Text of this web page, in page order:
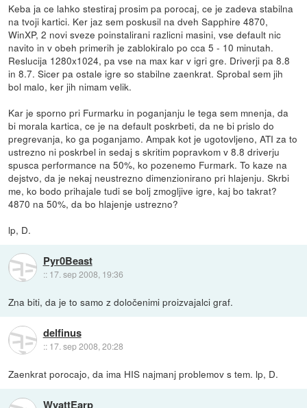
Keba ja ce lahko stestiraj prosim pa porocaj, ce je zadeva stabilna
na tvoji kartici. Ker jaz sem poskusil na dveh Sapphire 4870,
WinXP, 2 novi sveze poinstalirani razlicni masini, vse default nic
navito in v obeh primerih je zablokiralo po cca 5 - 10 minutah.
Reslucija 1280x1024, pa vse na max kar v igri gre. Driverji pa 8.8
in 8.7. Sicer pa ostale igre so stabilne zaenkrat. Sprobal sem jih
bol malo, ker jih nimam velik.
Kar je sporno pri Furmarku in poganjanju le tega sem mnenja, da
bi morala kartica, ce je na default poskrbeti, da ne bi prislo do
pregrevanja, ko ga poganjamo. Ampak kot je ugotovljeno, ATI za to
ustrezno ni poskrbel in sedaj s skritim popravkom v 8.8 driverju
spusca performance na 50%, ko pozenemo Furmark. To kaze na
dejstvo, da je nekaj neustrezno dimenzionirano pri hlajenju. Skrbi
me, ko bodo prihajale tudi se bolj zmogljive igre, kaj bo takrat?
4870 na 50%, da bo hlajenje ustrezno?
lp, D.
Pyr0Beast
:: 17. sep 2008, 19:36
Zna biti, da je to samo z določenimi proizvajalci graf.
delfinus
:: 17. sep 2008, 20:28
Zaenkrat porocajo, da ima HIS najmanj problemov s tem. lp, D.
WyattEarp